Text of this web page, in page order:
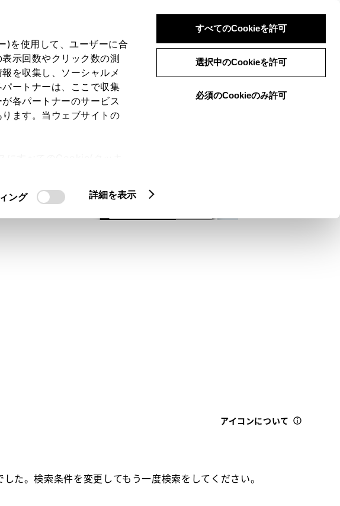
)を使用して、ユーザーに合
示回数やクリック数の測
を収集し、ソーシャルメ
ートナーは、ここで収集
各パートナーのサービス
ます。当ウェブサイトの
ング 詳細を表示
すべてのCookieを許可
選択中のCookieを許可
必須のCookieのみ許可
ログイン 検索 メニュー
メニュー
アイコンについて
た。検索条件を変更してもう一度検索をしてください。